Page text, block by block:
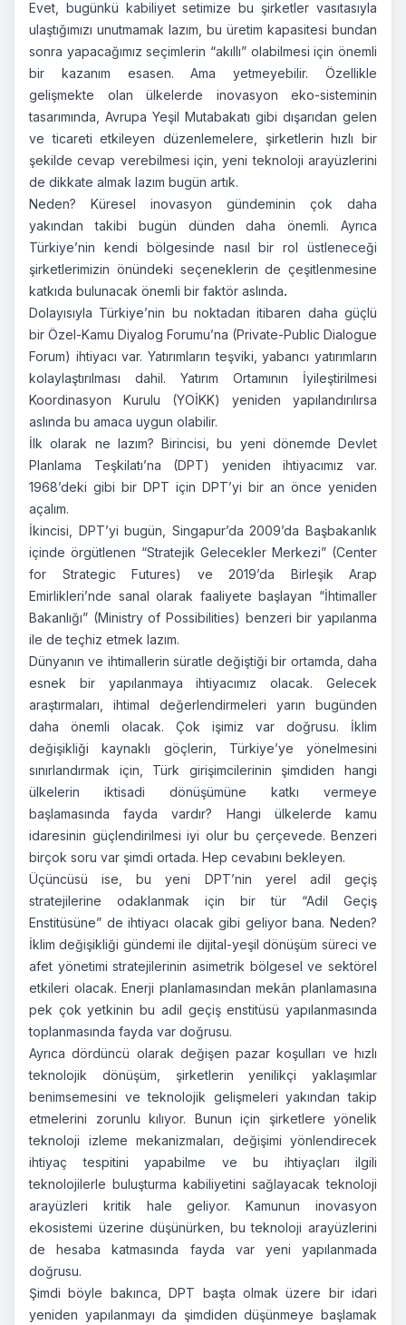
Evet, bugünkü kabiliyet setimize bu şirketler vasıtasıyla
ulaştığımızı unutmamak lazım, bu üretim kapasitesi bundan
sonra yapacağımız seçimlerin “akıllı” olabilmesi için önemli
bir kazanım esasen. Ama yetmeyebilir. Özellikle
gelişmekte olan ülkelerde inovasyon eko-sisteminin
tasarımında, Avrupa Yeşil Mutabakatı gibi dışarıdan gelen
ve ticareti etkileyen düzenlemelere, şirketlerin hızlı bir
şekilde cevap verebilmesi için, yeni teknoloji arayüzlerini
de dikkate almak lazım bugün artık.
Neden? Küresel inovasyon gündeminin çok daha
yakından takibi bugün dünden daha önemli. Ayrıca
Türkiye’nin kendi bölgesinde nasıl bir rol üstleneceği
şirketlerimizin önündeki seçeneklerin de çeşitlenmesine
katkıda bulunacak önemli bir faktör aslında.
Dolayısıyla Türkiye’nin bu noktadan itibaren daha güçlü
bir Özel-Kamu Diyalog Forumu’na (Private-Public Dialogue
Forum) ihtiyacı var. Yatırımların teşviki, yabancı yatırımların
kolaylaştırılması dahil. Yatırım Ortamının İyileştirilmesi
Koordinasyon Kurulu (YOİKK) yeniden yapılandırılırsa
aslında bu amaca uygun olabilir.
İlk olarak ne lazım? Birincisi, bu yeni dönemde Devlet
Planlama Teşkilatı’na (DPT) yeniden ihtiyacımız var.
1968’deki gibi bir DPT için DPT’yi bir an önce yeniden
açalım.
İkincisi, DPT’yi bugün, Singapur’da 2009’da Başbakanlık
içinde örgütlenen “Stratejik Gelecekler Merkezi” (Center
for Strategic Futures) ve 2019’da Birleşik Arap
Emirlikleri’nde sanal olarak faaliyete başlayan “İhtimaller
Bakanlığı” (Ministry of Possibilities) benzeri bir yapılanma
ile de teçhiz etmek lazım.
Dünyanın ve ihtimallerin süratle değiştiği bir ortamda, daha
esnek bir yapılanmaya ihtiyacımız olacak. Gelecek
araştırmaları, ihtimal değerlendirmeleri yarın bugünden
daha önemli olacak. Çok işimiz var doğrusu. İklim
değişikliği kaynaklı göçlerin, Türkiye’ye yönelmesini
sınırlandırmak için, Türk girişimcilerinin şimdiden hangi
ülkelerin iktisadi dönüşümüne katkı vermeye
başlamasında fayda vardır? Hangi ülkelerde kamu
idaresinin güçlendirilmesi iyi olur bu çerçevede. Benzeri
birçok soru var şimdi ortada. Hep cevabını bekleyen.
Üçüncüsü ise, bu yeni DPT’nin yerel adil geçiş
stratejilerine odaklanmak için bir tür “Adil Geçiş
Enstitüsüne” de ihtiyacı olacak gibi geliyor bana. Neden?
İklim değişikliği gündemi ile dijital-yeşil dönüşüm süreci ve
afet yönetimi stratejilerinin asimetrik bölgesel ve sektörel
etkileri olacak. Enerji planlamasından mekân planlamasına
pek çok yetkinin bu adil geçiş enstitüsü yapılanmasında
toplanmasında fayda var doğrusu.
Ayrıca dördüncü olarak değişen pazar koşulları ve hızlı
teknolojik dönüşüm, şirketlerin yenilikçi yaklaşımlar
benimsemesini ve teknolojik gelişmeleri yakından takip
etmelerini zorunlu kılıyor. Bunun için şirketlere yönelik
teknoloji izleme mekanizmaları, değişimi yönlendirecek
ihtiyaç tespitini yapabilme ve bu ihtiyaçları ilgili
teknolojilerle buluşturma kabiliyetini sağlayacak teknoloji
arayüzleri kritik hale geliyor. Kamunun inovasyon
ekosistemi üzerine düşünürken, bu teknoloji arayüzlerini
de hesaba katmasında fayda var yeni yapılanmada
doğrusu.
Şimdi böyle bakınca, DPT başta olmak üzere bir idari
yeniden yapılanmayı da şimdiden düşünmeye başlamak